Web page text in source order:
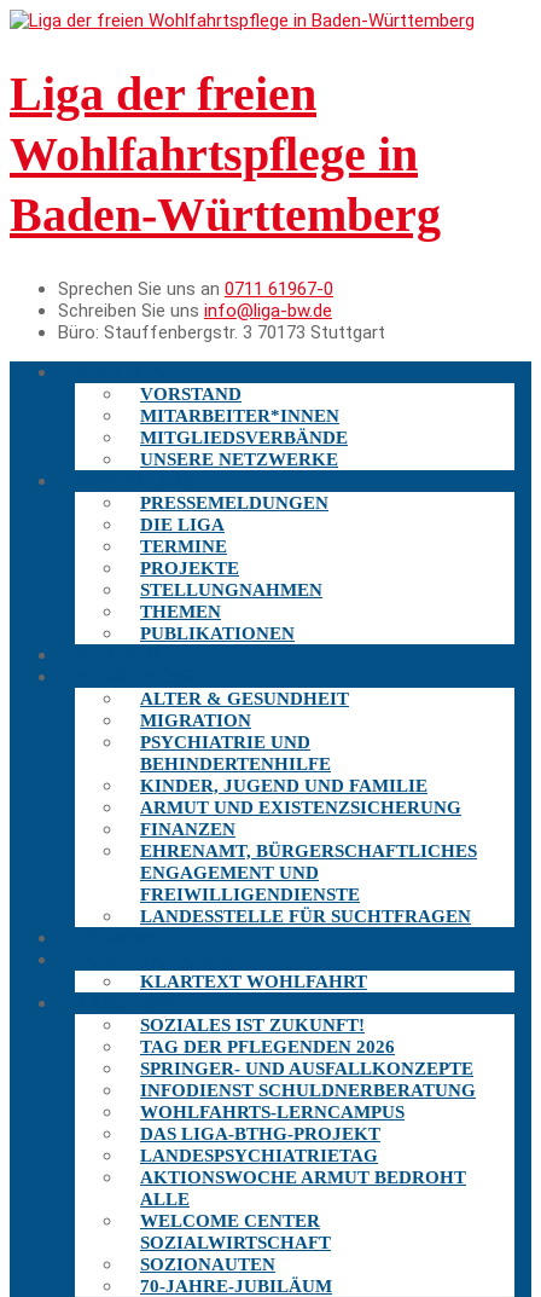
Liga der freien
Wohlfahrtspflege in
Baden-Württemberg
Sprechen Sie uns an 0711 61967-0
Schreiben Sie uns info@liga-bw.de
Büro: Stauffenbergstr. 3 70173 Stuttgart
VORSTAND
MITARBEITER*INNEN
MITGLIEDSVERBÄNDE
UNSERE NETZWERKE
PRESSEMELDUNGEN
DIE LIGA
TERMINE
PROJEKTE
STELLUNGNAHMEN
THEMEN
PUBLIKATIONEN
ALTER & GESUNDHEIT
MIGRATION
PSYCHIATRIE UND
BEHINDERTENHILFE
KINDER, JUGEND UND FAMILIE
ARMUT UND EXISTENZSICHERUNG
FINANZEN
EHRENAMT, BÜRGERSCHAFTLICHES
ENGAGEMENT UND
FREIWILLIGENDIENSTE
LANDESSTELLE FÜR SUCHTFRAGEN
KLARTEXT WOHLFAHRT
SOZIALES IST ZUKUNFT!
TAG DER PFLEGENDEN 2026
SPRINGER- UND AUSFALLKONZEPTE
INFODIENST SCHULDNERBERATUNG
WOHLFAHRTS-LERNCAMPUS
DAS LIGA-BTHG-PROJEKT
LANDESPSYCHIATRIETAG
AKTIONSWOCHE ARMUT BEDROHT
ALLE
WELCOME CENTER
SOZIALWIRTSCHAFT
SOZIONAUTEN
70-JAHRE-JUBILÄUM